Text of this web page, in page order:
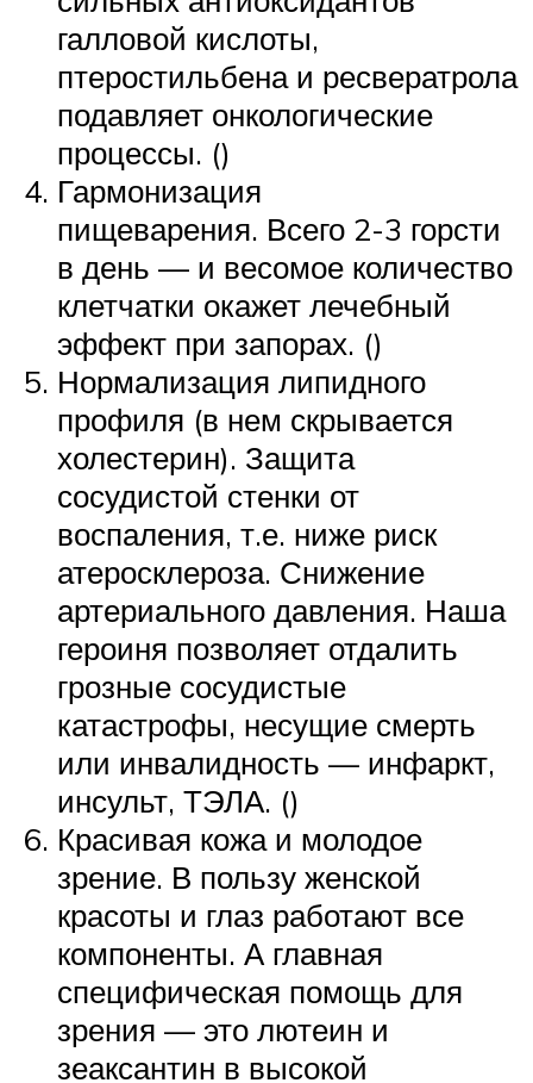
галловой кислоты,
птеростильбена и ресвератрола
подавляет онкологические
процессы. ()
Гармонизация
пищеварения. Всего 2-3 горсти
в день — и весомое количество
клетчатки окажет лечебный
эффект при запорах. ()
Нормализация липидного
профиля (в нем скрывается
холестерин). Защита
сосудистой стенки от
воспаления, т.е. ниже риск
атеросклероза. Снижение
артериального давления. Наша
героиня позволяет отдалить
грозные сосудистые
катастрофы, несущие смерть
или инвалидность — инфаркт,
инсульт, ТЭЛА. ()
Красивая кожа и молодое
зрение. В пользу женской
красоты и глаз работают все
компоненты. А главная
специфическая помощь для
зрения — это лютеин и
зеаксантин в высокой